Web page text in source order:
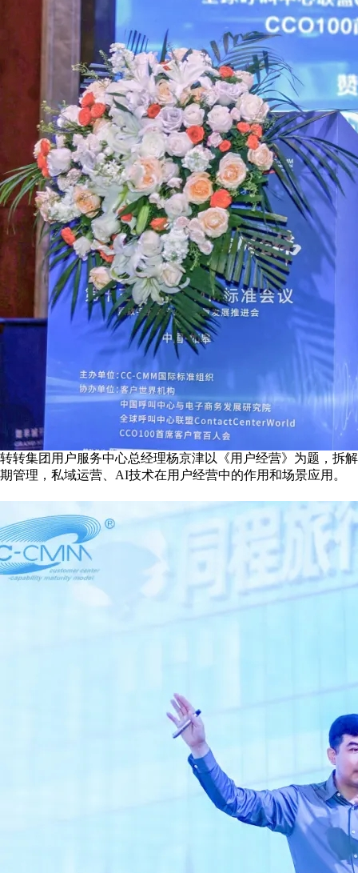
转转集团用户服务中心总经理杨京津以《用户经营》为题，拆
期管理，私域运营、AI技术在用户经营中的作用和场景应用。